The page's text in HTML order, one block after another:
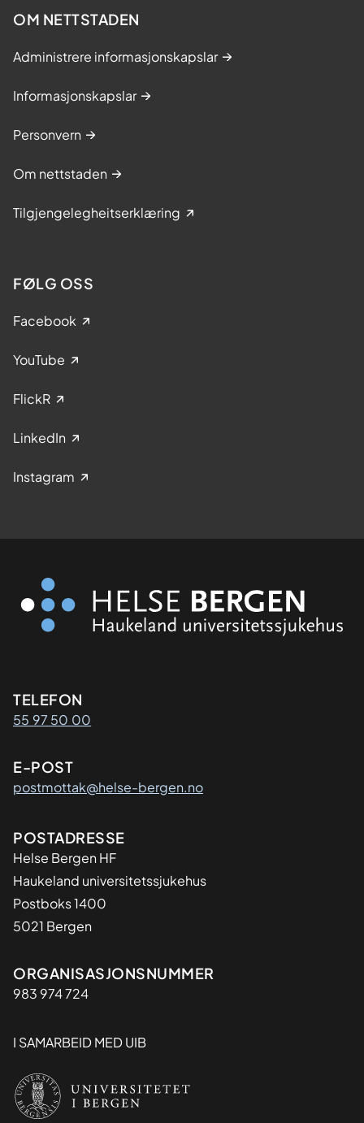
OM NETTSTADEN
Administrere informasjonskapslar
Informasjonskapslar
Personvern
Om nettstaden
Tilgjengelegheitserklæring
FØLG OSS
Facebook
YouTube
FlickR
LinkedIn
Instagram
Kontaktinformasjon
TELEFON
55 97 50 00
E-POST
postmottak@helse-bergen.no
Adresse
POSTADRESSE
Helse Bergen HF
Haukeland universitetssjukehus
Postboks 1400
5021 Bergen
Organisasjon
ORGANISASJONSNUMMER
983 974 724
I SAMARBEID MED UIB